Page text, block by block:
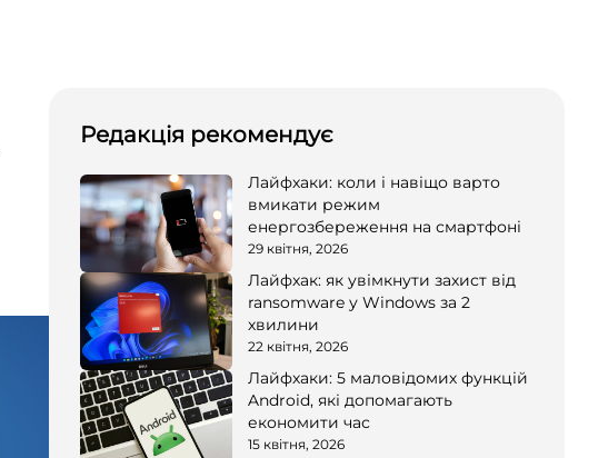
Редакція рекомендує
Лайфхаки: коли і навіщо варто
вмикати режим
енергозбереження на смартфоні
29 квітня, 2026
Лайфхак: як увімкнути захист від
ransomware у Windows за 2
хвилини
22 квітня, 2026
Лайфхаки: 5 маловідомих функцій
Android, які допомагають
економити час
15 квітня, 2026